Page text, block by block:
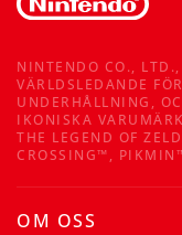
NINTENDO CO.,
VÄRLDSLEDANDE
UNDERHÅLLNING,
IKONISKA
THE LEGEND OF
CROSSING™,
OM OSS